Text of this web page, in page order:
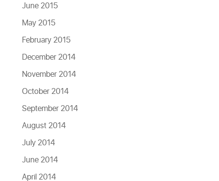
June 2015
May 2015
February 2015
December 2014
November 2014
October 2014
September 2014
August 2014
July 2014
June 2014
April 2014